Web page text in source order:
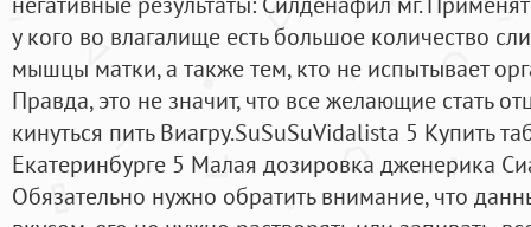
у кого во влагалище есть большое количество
мышцы матки, а также тем, кто не испытывает
Правда, это не значит, что все желающие стать
кинуться пить Виагру.SuSuSuVidalista 5 Купить
Екатеринбурге 5 Малая дозировка дженерика
Обязательно нужно обратить внимание, что